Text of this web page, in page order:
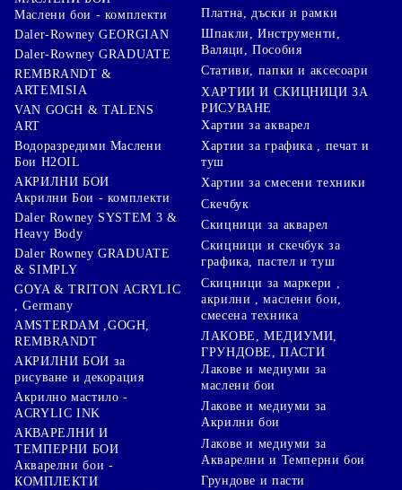
Маслени бои - комплекти
Daler-Rowney GEORGIAN
Daler-Rowney GRADUATE
REMBRANDT &
ARTEMISIA
VAN GOGH & TALENS
ART
Водоразредими Маслени
Бои H2OIL
АКРИЛНИ БОИ
Акрилни Бои - комплекти
Daler Rowney SYSTEM 3 &
Heavy Body
Daler Rowney GRADUATE
& SIMPLY
GOYA & TRITON АCRYLIC
, Germany
AMSTERDAM ,GOGH,
REMBRANDT
АКРИЛНИ БОИ за
рисуване и декорация
Акрилно мастило -
ACRYLIC INK
АКВАРЕЛНИ И
ТЕМПЕРНИ БОИ
Акварелни бои -
КОМПЛЕКТИ
Платна, дъски и рамки
Шпакли, Инструменти,
Валяци, Пособия
Стативи, папки и аксесоари
ХАРТИИ И СКИЦНИЦИ ЗА
РИСУВАНЕ
Хартии за акварел
Хартии за графика , печат и
туш
Хартии за смесени техники
Скечбук
Скицници за акварел
Скицници и скечбук за
графика, пастел и туш
Скицници за маркери ,
акрилни , маслени бои,
смесена техника
ЛАКОВЕ, МЕДИУМИ,
ГРУНДОВЕ, ПАСТИ
Лакове и медиуми за
маслени бои
Лакове и медиуми за
Акрилни бои
Лакове и медиуми за
Акварелни и Темперни бои
Грундове и пасти